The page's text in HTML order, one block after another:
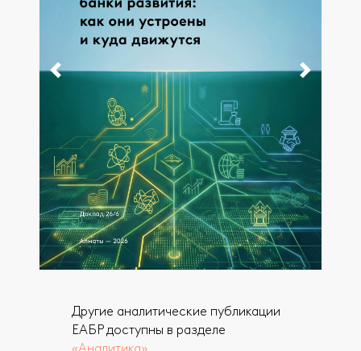
Другие аналитические публикации
ЕАБР доступны в разделе